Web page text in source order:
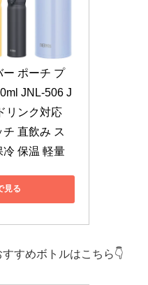
ー ポーチ プ
JNL-506 J
リンク対応
直飲み ス
冷 保温 軽量
見る
すめボトルはこちら👇